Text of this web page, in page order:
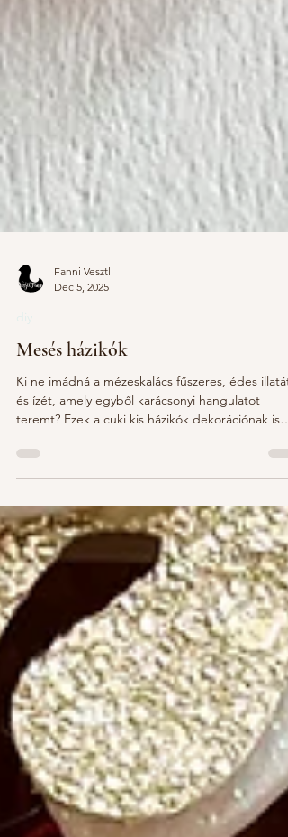
diy
Mesés házikók
Ki ne imádná a mézeskalács fűszeres, édes illatát
teremt? Ezek a cuki kis házikók dekorációnak is
nagyon klasszak, és mivel kartonból készülnek,
megdézsmálják őket. Fűzz te is belőlük
hangulatos, ünnepi dekorációt! Hozzávalók:
(én macskaeledeles dobozt használtam hozzá, így
remekül újrahasznosítottam, ahelyett hogy a
szemétbe került volna), fehér festék, ecset, olló,
piros s